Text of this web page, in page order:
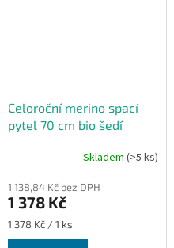
Celoroční merino spací
pytel 70 cm bio šedí
Skladem (>5 ks)
1 138,84 Kč bez DPH
1 378 Kč
Měrná
cena:
1 378 Kč / 1 ks